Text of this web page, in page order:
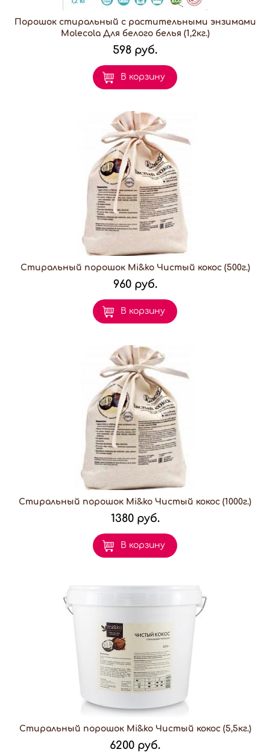
Порошок стиральный с растительными энзимами
Molecola Для белого белья (1,2кг.)
598 руб.
В корзину
Стиральный порошок Mi&ko Чистый кокос (500г.)
960 руб.
В корзину
Стиральный порошок Mi&ko Чистый кокос (1000г.)
1380 руб.
В корзину
Стиральный порошок Mi&ko Чистый кокос (5,5кг.)
6200 руб.